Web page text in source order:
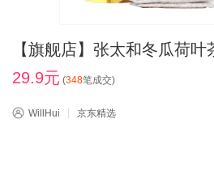
【旗舰店】张太和冬瓜荷叶
29.9元 (348笔成交)
WillHui 京东精选